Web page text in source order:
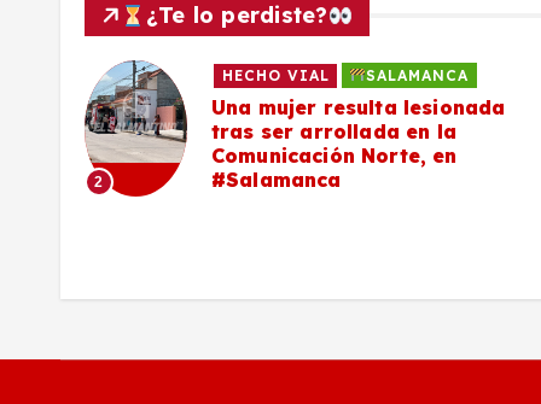
¿Te lo perdiste?
2
HECHO VIAL SALAMANCA
Una mujer resulta lesionada
tras ser arrollada en la
Comunicación Norte, en
#Salamanca